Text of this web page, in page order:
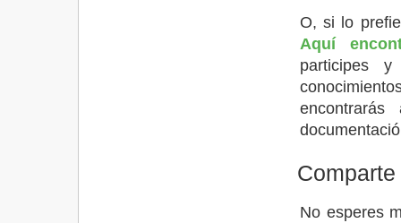
O, si lo
Aquí
participes
No esperes